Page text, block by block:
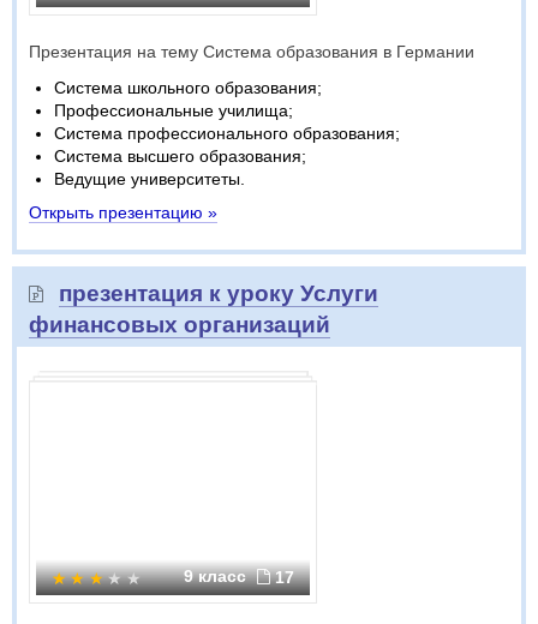
Презентация на тему Система образования в Германии
Система школьного образования;
Профессиональные училища;
Система профессионального образования;
Система высшего образования;
Ведущие университеты.
Открыть презентацию »
презентация к уроку Услуги
финансовых организаций
9 класс 17